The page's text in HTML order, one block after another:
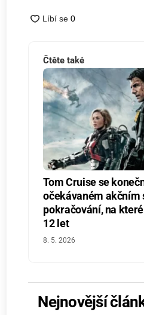
Čtěte také
Tom Cruise se
očekávaném akčním
pokračování, na
12 let
8. 5. 2026
Nejnovější